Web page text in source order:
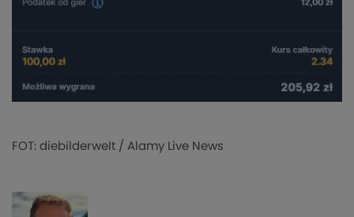
FOT: diebilderwelt / Alamy Live News